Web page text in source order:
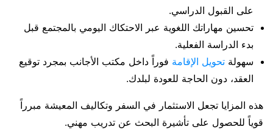
على القبول الدراسي.
تحسين مهاراتك اللغوية عبر الاحتكاك اليومي بالمجتمع قبل
بدء الدراسة الفعلية.
سهولة تحويل الإقامة فوراً داخل مكتب الأجانب بمجرد توقيع
العقد، دون الحاجة للعودة لبلدك.
هذه المزايا تجعل الاستثمار في السفر وتكاليف المعيشة مبرراً
قوياً للحصول على تأشيرة البحث عن تدريب مهني.